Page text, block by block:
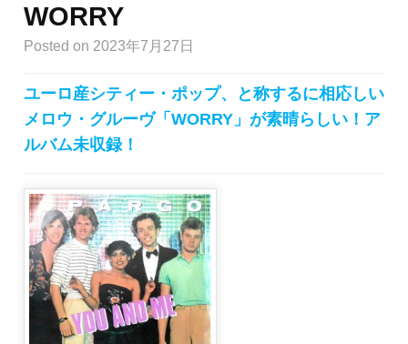
WORRY
Posted on 2023年7月27日
ユーロ産シティー・ポップ、と称するに相応しい
メロウ・グルーヴ「WORRY」が素晴らしい！ア
ルバム未収録！